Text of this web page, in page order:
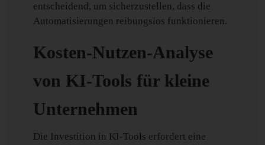
entscheidend, um sicherzustellen, dass die
Automatisierungen reibungslos funktionieren.
Kosten-Nutzen-Analyse
von KI-Tools für kleine
Unternehmen
Die Investition in KI-Tools erfordert eine